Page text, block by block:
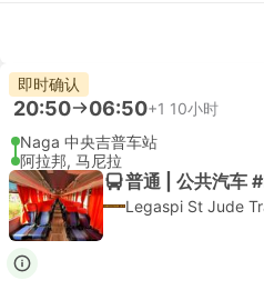
即时确认
20:50 06:50+1 10小时
Naga 中央吉普车站
阿拉邦, 马尼拉
普通 | 公共汽车
Legaspi St Jude